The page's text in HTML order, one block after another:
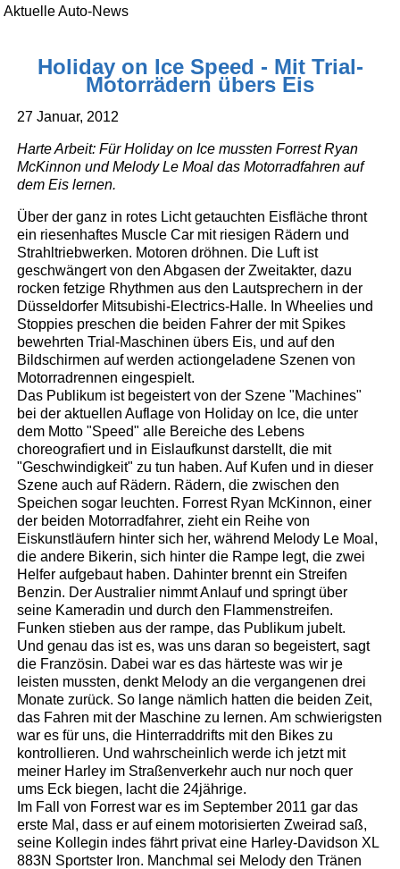
Aktuelle Auto-News
Holiday on Ice Speed - Mit Trial-
Motorrädern übers Eis
27 Januar, 2012
Harte Arbeit: Für Holiday on Ice mussten Forrest Ryan
McKinnon und Melody Le Moal das Motorradfahren auf
dem Eis lernen.
Über der ganz in rotes Licht getauchten Eisfläche thront
ein riesenhaftes Muscle Car mit riesigen Rädern und
Strahltriebwerken. Motoren dröhnen. Die Luft ist
geschwängert von den Abgasen der Zweitakter, dazu
rocken fetzige Rhythmen aus den Lautsprechern in der
Düsseldorfer Mitsubishi-Electrics-Halle. In Wheelies und
Stoppies preschen die beiden Fahrer der mit Spikes
bewehrten Trial-Maschinen übers Eis, und auf den
Bildschirmen auf werden actiongeladene Szenen von
Motorradrennen eingespielt.
Das Publikum ist begeistert von der Szene "Machines"
bei der aktuellen Auflage von Holiday on Ice, die unter
dem Motto "Speed" alle Bereiche des Lebens
choreografiert und in Eislaufkunst darstellt, die mit
"Geschwindigkeit" zu tun haben. Auf Kufen und in dieser
Szene auch auf Rädern. Rädern, die zwischen den
Speichen sogar leuchten. Forrest Ryan McKinnon, einer
der beiden Motorradfahrer, zieht ein Reihe von
Eiskunstläufern hinter sich her, während Melody Le Moal,
die andere Bikerin, sich hinter die Rampe legt, die zwei
Helfer aufgebaut haben. Dahinter brennt ein Streifen
Benzin. Der Australier nimmt Anlauf und springt über
seine Kameradin und durch den Flammenstreifen.
Funken stieben aus der rampe, das Publikum jubelt.
Und genau das ist es, was uns daran so begeistert, sagt
die Französin. Dabei war es das härteste was wir je
leisten mussten, denkt Melody an die vergangenen drei
Monate zurück. So lange nämlich hatten die beiden Zeit,
das Fahren mit der Maschine zu lernen. Am schwierigsten
war es für uns, die Hinterraddrifts mit den Bikes zu
kontrollieren. Und wahrscheinlich werde ich jetzt mit
meiner Harley im Straßenverkehr auch nur noch quer
ums Eck biegen, lacht die 24jährige.
Im Fall von Forrest war es im September 2011 gar das
erste Mal, dass er auf einem motorisierten Zweirad saß,
seine Kollegin indes fährt privat eine Harley-Davidson XL
883N Sportster Iron. Manchmal sei Melody den Tränen